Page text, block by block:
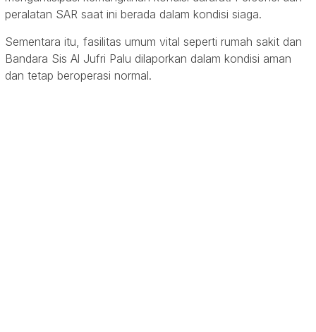
peralatan SAR saat ini berada dalam kondisi siaga.
Sementara itu, fasilitas umum vital seperti rumah sakit dan
Bandara Sis Al Jufri Palu dilaporkan dalam kondisi aman
dan tetap beroperasi normal.